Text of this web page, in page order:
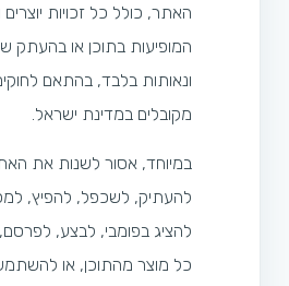
האתר, כולל כל זכויות יוצרים
המופיעות בתוכן או בהעתק
ונאותות בלבד, בהתאם
מקובלים במדינת ישראל.
במיוחד, אסור לשנות את
להעתיק, לשכפל, להפיץ,
להציג בפומבי, לבצע, לפרסם,
כל מוצר מהתוכן, או